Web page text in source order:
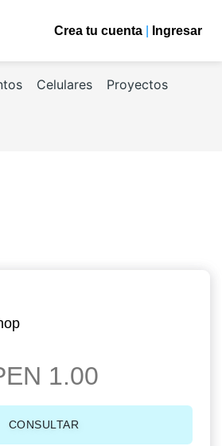
Crea tu cuenta| Ingresar
Celulares Proyectos
1.00
CONSULTAR